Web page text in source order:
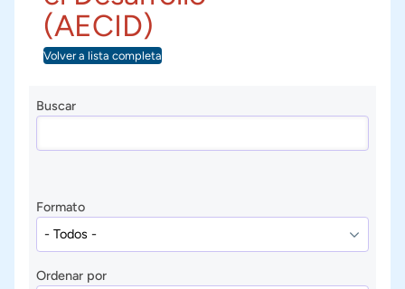
(AECID)
Volver a lista completa
Buscar
Formato
Ordenar por